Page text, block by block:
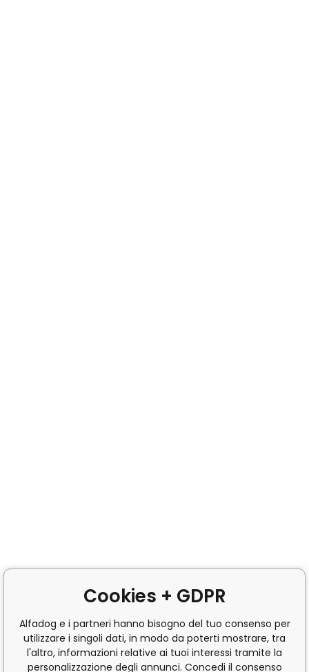
Cookies + GDPR
Alfadog e i partneri hanno bisogno del tuo consenso per
utilizzare i singoli dati, in modo da poterti mostrare, tra
l'altro, informazioni relative ai tuoi interessi tramite la
personalizzazione degli annunci. Concedi il consenso